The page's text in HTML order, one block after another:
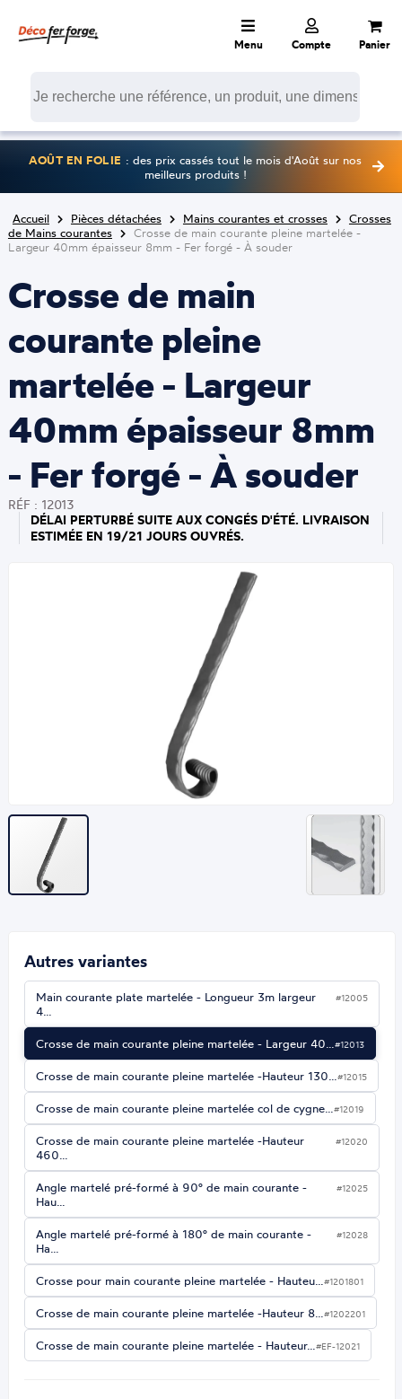
Menu Compte Panier
AOÛT EN FOLIE : des prix cassés tout le mois d'Août sur nos
meilleurs produits !
Accueil Pièces détachées Mains courantes et crosses
Crosses
de Mains courantes
Crosse de main courante pleine martelée -
Largeur 40mm épaisseur 8mm - Fer forgé - À souder
Crosse de main
courante pleine
martelée - Largeur
40mm épaisseur 8mm
- Fer forgé - À souder
RÉF : 12013
DÉLAI PERTURBÉ SUITE AUX CONGÉS D'ÉTÉ. LIVRAISON
ESTIMÉE EN 19/21 JOURS OUVRÉS.
Autres variantes
Main courante plate martelée - Longueur 3m largeur
4…
#12005
Crosse de main courante pleine martelée - Largeur 40…#12013
Crosse de main courante pleine martelée -Hauteur 130…#12015
Crosse de main courante pleine martelée col de cygne…#12019
Crosse de main courante pleine martelée -Hauteur
460…
#12020
Angle martelé pré-formé à 90° de main courante -
Hau…
#12025
Angle martelé pré-formé à 180° de main courante -
Ha…
#12028
Crosse pour main courante pleine martelée - Hauteu…#1201801
Crosse de main courante pleine martelée -Hauteur 8…#1202201
Crosse de main courante pleine martelée - Hauteur…#EF-12021